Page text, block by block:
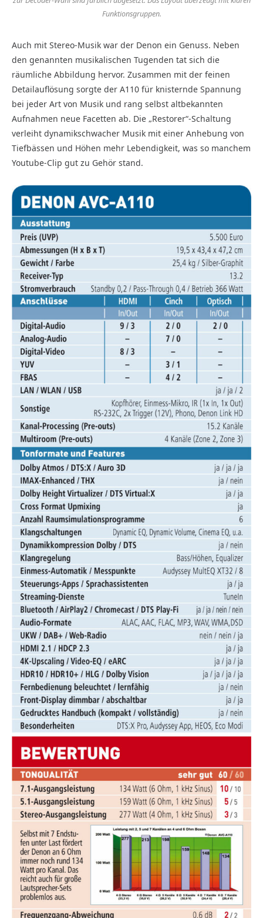
Funktionsgruppen.
Auch mit Stereo-Musik war der Denon ein Genuss. Neben
den genannten musikalischen Tugenden tat sich die
räumliche Abbildung hervor. Zusammen mit der feinen
Detailauflösung sorgte der A110 für knisternde Spannung
bei jeder Art von Musik und rang selbst altbekannten
Aufnahmen neue Facetten ab. Die „Restorer“-Schaltung
verleiht dynamikschwacher Musik mit einer Anhebung von
Tiefbässen und Höhen mehr Lebendigkeit, was so manchem
Youtube-Clip gut zu Gehör stand.